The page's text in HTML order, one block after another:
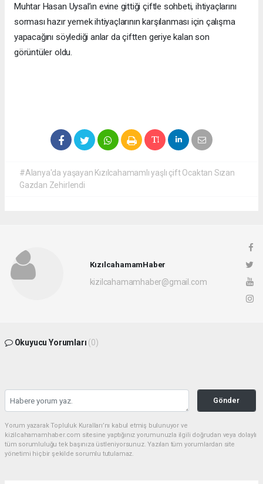
Muhtar Hasan Uysal’ın evine gittiği çiftle sohbeti, ihtiyaçlarını
sorması hazır yemek ihtiyaçlarının karşılanması için çalışma
yapacağını söylediği anlar da çiftten geriye kalan son
görüntüler oldu.
#Alanya'da yaşayan Kızılcahamamlı yaşlı çift Ocaktan Sızan
Gazdan Zehirlendi
KızılcahamamHaber
kizilcahamamhaber@gmail.com
Okuyucu Yorumları (0)
Gönder
Yorum yazarak Topluluk Kuralları’nı kabul etmiş bulunuyor ve
kizilcahamamhaber.com sitesine yaptığınız yorumunuzla ilgili doğrudan veya dolaylı
tüm sorumluluğu tek başınıza üstleniyorsunuz. Yazılan tüm yorumlardan site
yönetimi hiçbir şekilde sorumlu tutulamaz.